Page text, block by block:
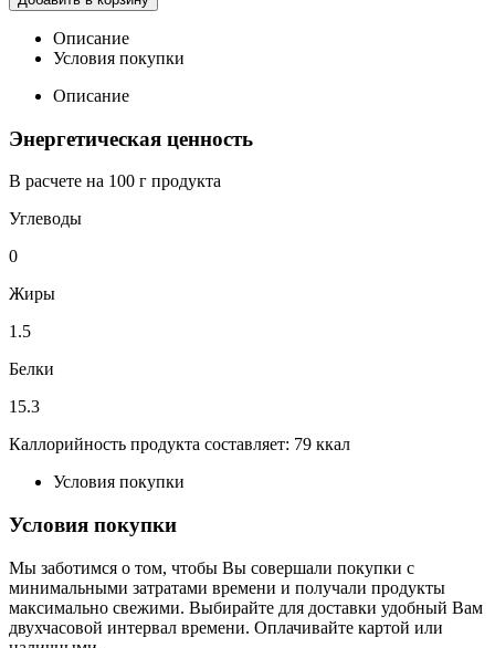
Описание
Условия покупки
Описание
Энергетическая ценность
В расчете на 100 г продукта
Углеводы
0
Жиры
1.5
Белки
15.3
Каллорийность продукта составляет: 79 ккал
Условия покупки
Условия покупки
Мы заботимся о том, чтобы Вы совершали покупки с
минимальными затратами времени и получали продукты
максимально свежими. Выбирайте для доставки удобный Вам
двухчасовой интервал времени. Оплачивайте картой или